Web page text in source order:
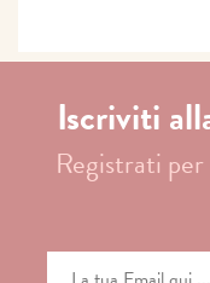
Iscriviti
Registrati